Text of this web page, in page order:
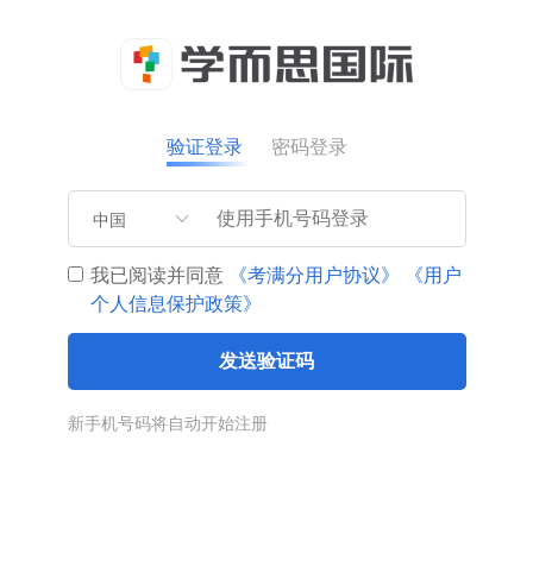
验证登录 密码登录
中国
我已阅读并同意 《考满分用户协议》
《用户
个人信息保护政策》
发送验证码
新手机号码将自动开始注册